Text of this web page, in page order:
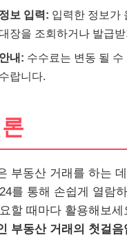
보 입력: 입력한 정보가
장을 조회하거나 발급
내: 수수료는 변동 될 수
랍니다.
부동산 거래를 하는
를 통해 손쉽게 열람
할 때마다 활용해보세
부동산 거래의 첫걸음